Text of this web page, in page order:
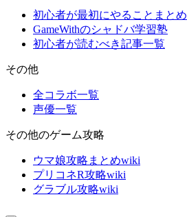
初心者が最初にやることまとめ
GameWithのシャドバ学習塾
初心者が読むべき記事一覧
その他
全コラボ一覧
声優一覧
その他のゲーム攻略
ウマ娘攻略まとめwiki
プリコネR攻略wiki
グラブル攻略wiki